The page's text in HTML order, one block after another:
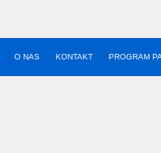
O NAS KONTAKT PROGRAM